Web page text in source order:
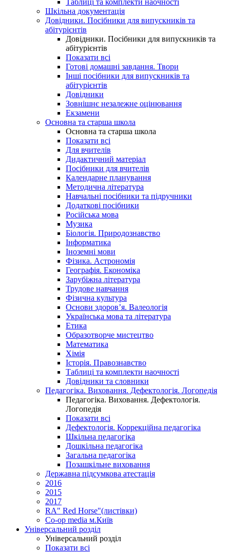
Таблиці та комплекти наочності
Шкільна документація
Довідники. Посібники для випускників та
абітурієнтів
Довідники. Посібники для випускників та
абітурієнтів
Показати всі
Готові домашні завдання. Твори
Інші посібники для випускників та
абітурієнтів
Довідники
Зовнішнє незалежне оцінювання
Екзамени
Основна та старша школа
Основна та старша школа
Показати всі
Для вчителів
Дидактичний матеріал
Посібники для вчителів
Календарне планування
Методична література
Навчальні посібники та підручники
Додаткові посібники
Російська мова
Музика
Біологія. Природознавство
Інформатика
Іноземні мови
Фізика. Астрономія
Географія. Економіка
Зарубіжна література
Трудове навчання
Фізична культура
Основи здоров’я. Валеологія
Українська мова та література
Етика
Образотворче мистецтво
Математика
Хімія
Історія. Правознавство
Таблиці та комплекти наочності
Довідники та словники
Педагогіка. Виховання. Дефектологія. Логопедія
Педагогіка. Виховання. Дефектологія.
Логопедія
Показати всі
Дефектологія. Коррекційна педагогіка
Шкільна педагогіка
Дошкільна педагогіка
Загальна педагогіка
Позашкільне виховання
Державна підсумкова атестація
2016
2015
2017
RA" Red Horse"(листівки)
Co-op media м.Київ
Універсальний розділ
Універсальний розділ
Показати всі